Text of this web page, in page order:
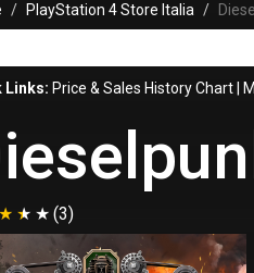
PlayStation 4 Store Italia
Links: Price & Sales History Chart
(3)